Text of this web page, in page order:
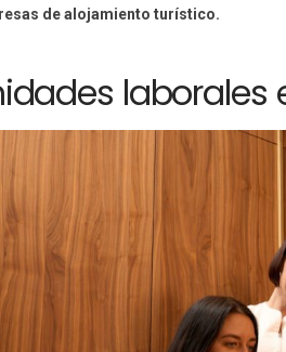
de alojamiento turístico.
laborales